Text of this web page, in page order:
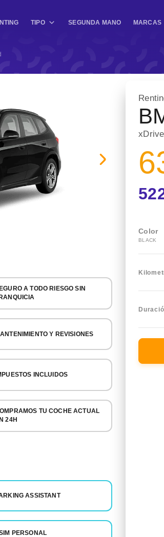
TIPO SEGUNDA MANO MARCAS
Color
BLACK
A TODO RIESGO SIN
Y REVISIONES
INCLUIDOS
TU COCHE ACTUAL
24H
ASSISTANT
PERSONAL